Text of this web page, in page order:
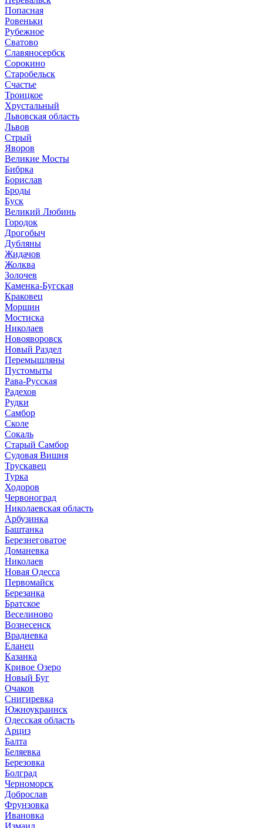
Попасная
Ровеньки
Рубежное
Сватово
Славяносербск
Сорокино
Старобельск
Счастье
Троицкое
Хрустальный
Львовская область
Львов
Стрый
Яворов
Великие Мосты
Бибрка
Борислав
Броды
Буск
Великий Любинь
Городок
Дрогобыч
Дубляны
Жидачов
Жолква
Золочев
Каменка-Бугская
Краковец
Моршин
Мостиска
Николаев
Новояворовск
Новый Раздел
Перемышляны
Пустомыты
Рава-Русская
Радехов
Рудки
Самбор
Сколе
Сокаль
Старый Самбор
Судовая Вишня
Трускавец
Турка
Ходоров
Червоноград
Николаевская область
Арбузинка
Баштанка
Березнеговатое
Доманевка
Николаев
Новая Одесса
Первомайск
Березанка
Братское
Веселиново
Вознесенск
Врадиевка
Еланец
Казанка
Кривое Озеро
Новый Буг
Очаков
Снигиревка
Южноукраинск
Одесская область
Арциз
Балта
Беляевка
Березовка
Болград
Черноморск
Доброслав
Фрунзовка
Ивановка
Измаил